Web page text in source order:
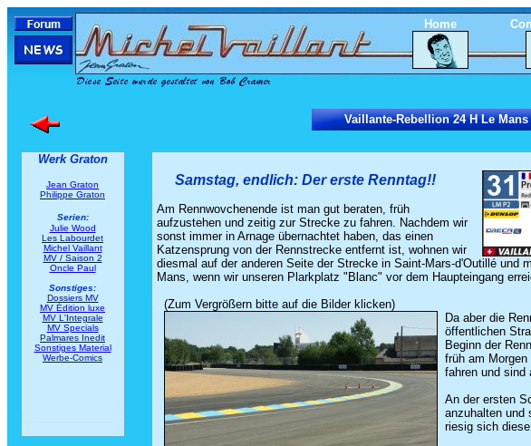
Home
Vaillante-Rebellion 24 H Le
Werk Graton
Jean Graton
Philippe Graton
Serien:
Julie Wood
Les Labourdet
Michel Vaillant
MV / Saison 2
Oncle Paul
Sonstiges:
Dossiers MV
MV Édition luxe
MV L'Integrale
MV Specials
Palmares Inedit
Sonstiges Material
Werbe-Comics
Samstag, endlich: Der erste Renntag!!
Am Rennwovchenende ist man gut beraten, früh
aufzustehen und zeitig zur Strecke zu fahren. Nachdem wir
sonst immer in Arnage übernachtet haben, das einen
Katzensprung von der Rennstrecke entfernt ist, wohnen wir
diesmal auf der anderen Seite der Strecke in Saint-Mars-d'Outillé und
Mans, wenn wir unseren Plarkplatz "Blanc" vor dem Haupteingang
(Zum Vergrößern bitte auf die Bilder klicken)
Da aber die
öffentlichen
Beginn der
früh am Morgen
fahren und sind
An der ersten
anzuhalten und
riesig sich